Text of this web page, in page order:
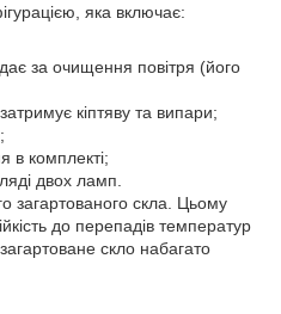
яка включає:
за очищення повітря (його
кіптяву та випари;
в комплекті;
двох ламп.
загартованого скла. Цьому
до перепадів температур
скло набагато